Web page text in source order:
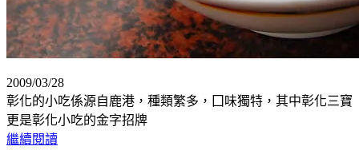
2009/03/28
彰化的小吃係源自鹿港，種類繁多，囗味獨特，其中彰化三寶
更是彰化小吃的金字招牌
繼續閱讀